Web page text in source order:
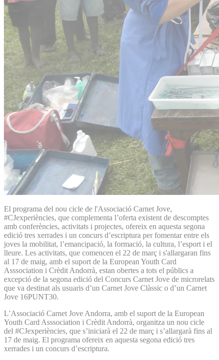
El programa del nou cicle de l'Associació Carnet Jove,
#CJexperiències, que complementa l’oferta existent de descomptes
amb conferències, activitats i projectes, ofereix en aquesta segona
edició tres xerrades i un concurs d’escriptura per fomentar entre els
joves la mobilitat, l’emancipació, la formació, la cultura, l’esport i el
lleure. Les activitats, que comencen el 22 de març i s'allargaran fins
al 17 de maig, amb el suport de la European Youth Card
Asssociation i Crèdit Andorrà, estan obertes a tots el públics a
excepció de la segona edició del Concurs Carnet Jove de microrelats
que va destinat als usuaris d’un Carnet Jove Clàssic o d’un Carnet
Jove 16PUNT30.
L’Associació Carnet Jove Andorra, amb el suport de la European
Youth Card Asssociation i Crèdit Andorrà, organitza un nou cicle
del #CJexperiències, que s’iniciarà el 22 de març i s’allargarà fins al
17 de maig. El programa ofereix en aquesta segona edició tres
xerrades i un concurs d’escriptura.